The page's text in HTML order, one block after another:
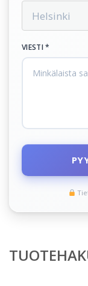
VIESTI *